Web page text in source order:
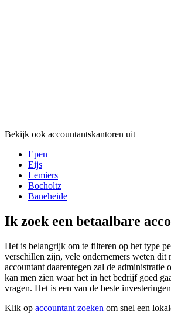
Bekijk ook accountantskantoren uit
Epen
Eijs
Lemiers
Bocholtz
Baneheide
Ik zoek een betaalbare
Het is belangrijk om te filteren op het type
verschillen zijn, vele ondernemers weten dit
accountant daarentegen zal de
kan men zien waar het in het bedrijf goed
vragen. Het is een van de beste
Klik op accountant zoeken om snel een